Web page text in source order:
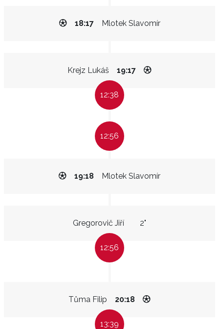
Mlotek Slavomír
18:17
Krejz Lukáš 19:17
12:38
12:56
Mlotek Slavomír
19:18
Gregorovič Jiří 2"
12:56
Tůma Filip 20:18
13:39